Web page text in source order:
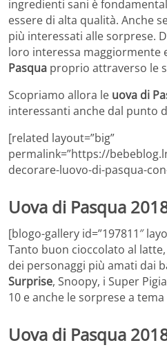
ingredienti sani è
essere di alta qualità. Anche
più interessati alle sorprese.
loro interessa maggiormente
Pasqua proprio attraverso le
Scopriamo allora le uova di
interessanti anche dal punto
[related layout=”big”
permalink=”https://
decorare-luovo-di-pasqua-
Uova di Pasqua
[blogo-gallery id=”197811″
Tanto buon cioccolato al
dei personaggi più amati dai
Surprise, Snoopy, i Super
10 e anche le sorprese a
Uova di Pasqua